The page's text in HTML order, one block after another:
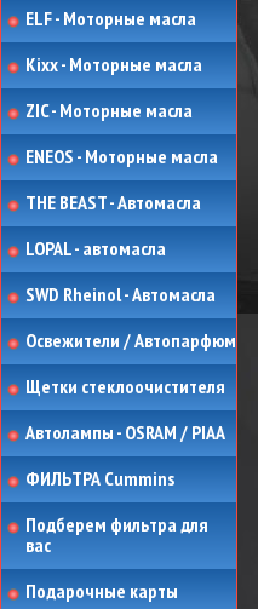
ELF - Моторные масла
Kixx - Моторные масла
ZIC - Моторные масла
ENEOS - Моторные масла
THE BEAST - Автомасла
LOPAL - автомасла
SWD Rheinol - Автомасла
Освежители / Автопарфюм
Щетки стеклоочистителя
Автолампы - OSRAM / PIAA
ФИЛЬТРА Cummins
Подберем фильтра для
вас
Подарочные карты